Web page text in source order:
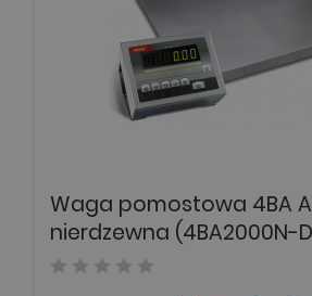
Waga pomostowa 4BA
nierdzewna (4BA2000N-